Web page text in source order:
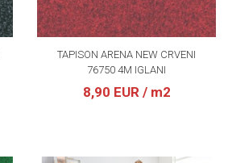
TAPISON ARENA NEW CRVENI
76750 4M IGLANI
8,90 EUR / m2